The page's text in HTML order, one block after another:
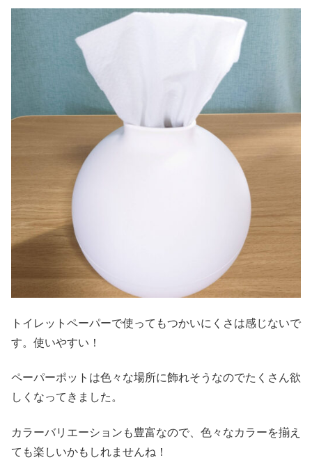
トイレットペーパーで使ってもつかいにくさは感じないで
す。使いやすい！
ペーパーポットは色々な場所に飾れそうなのでたくさん欲
しくなってきました。
カラーバリエーションも豊富なので、色々なカラーを揃え
ても楽しいかもしれませんね！